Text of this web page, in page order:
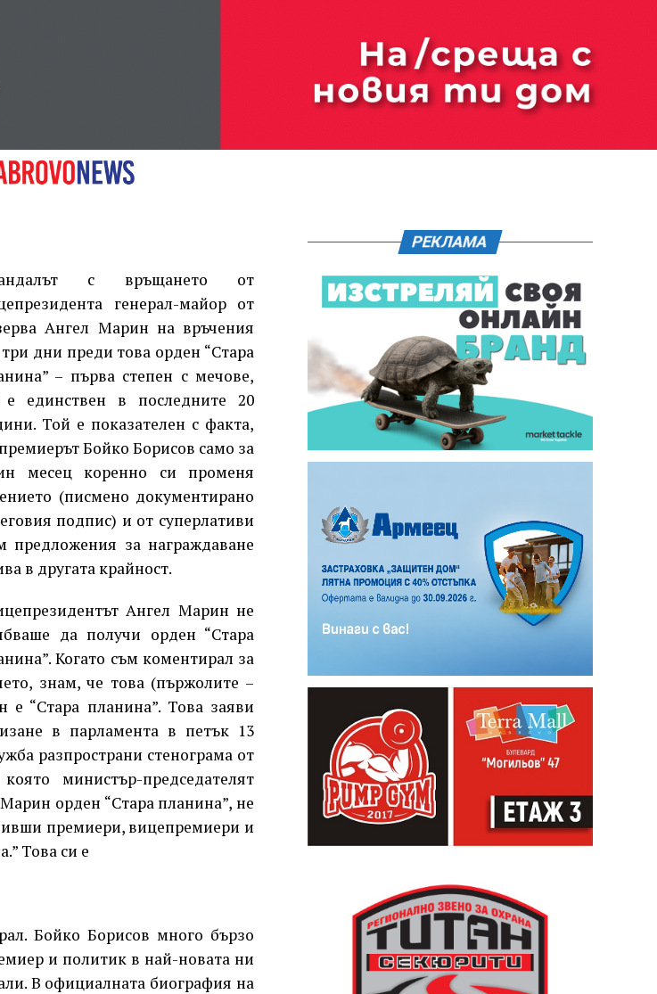
с връщането от
генерал-майор от
Ангел Марин на връчения
дни преди това орден “Стара
– първа степен с мечове,
единствен в последните 20
Той е показателен с факта,
Бойко Борисов само за
месец коренно си променя
(писмено документирано
подпис) и от суперлативи
предложения за награждаване
в другата крайност.
Ангел Марин не
да получи орден “Стара
Когато съм коментирал за
знам, че това (пържолите –
е “Стара планина”. Това заяви
в парламента в петък 13
разпространи стенограма от
министър-председателят
орден “Стара планина”, не
премиери, вицепремиери и
Това си е
Бойко Борисов много бързо
и политик в най-новата ни
В официалната биография на
РЕКЛАМА